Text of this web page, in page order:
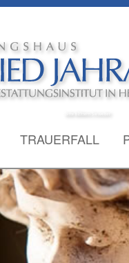
TRAUERFALL